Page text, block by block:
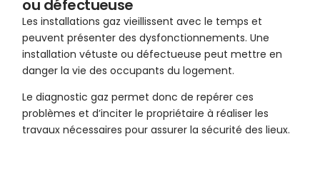
ou défectueuse
Les installations gaz vieillissent avec le temps et
peuvent présenter des dysfonctionnements. Une
installation vétuste ou défectueuse peut mettre en
danger la vie des occupants du logement.
Le diagnostic gaz permet donc de repérer ces
problèmes et d’inciter le propriétaire à réaliser les
travaux nécessaires pour assurer la sécurité des lieux.